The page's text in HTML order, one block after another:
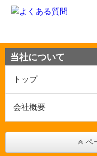
当社について
トップ
会社概要
ペ